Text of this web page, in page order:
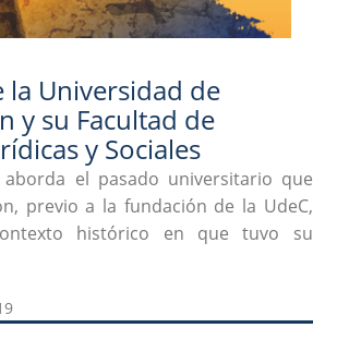
la Universidad de
y su Facultad de
y Sociales
aborda el pasado universitario que
previo a la fundación de la UdeC,
histórico en que tuvo su